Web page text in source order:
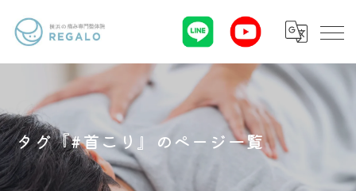
タグ『#首こり』のページ一覧